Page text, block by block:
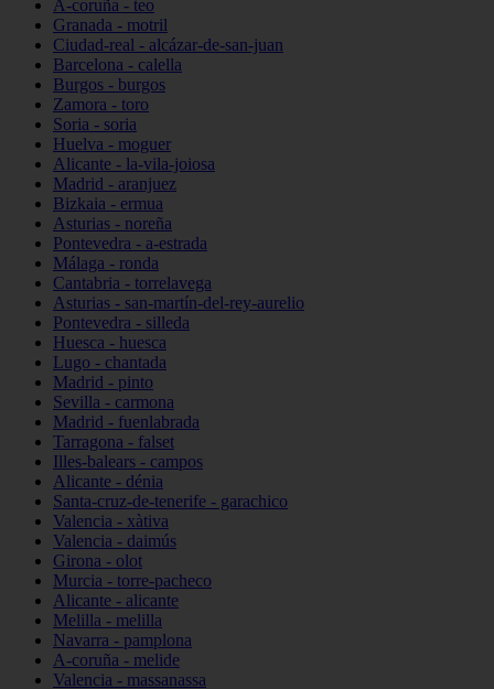
A-coruña - teo
Granada - motril
Ciudad-real - alcázar-de-san-juan
Barcelona - calella
Burgos - burgos
Zamora - toro
Soria - soria
Huelva - moguer
Alicante - la-vila-joiosa
Madrid - aranjuez
Bizkaia - ermua
Asturias - noreña
Pontevedra - a-estrada
Málaga - ronda
Cantabria - torrelavega
Asturias - san-martín-del-rey-aurelio
Pontevedra - silleda
Huesca - huesca
Lugo - chantada
Madrid - pinto
Sevilla - carmona
Madrid - fuenlabrada
Tarragona - falset
Illes-balears - campos
Alicante - dénia
Santa-cruz-de-tenerife - garachico
Valencia - xàtiva
Valencia - daimús
Girona - olot
Murcia - torre-pacheco
Alicante - alicante
Melilla - melilla
Navarra - pamplona
A-coruña - melide
Valencia - massanassa